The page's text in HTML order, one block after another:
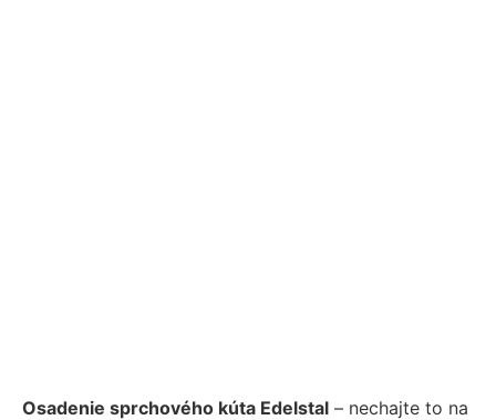
Osadenie sprchového kúta Edelstal – nechajte to na